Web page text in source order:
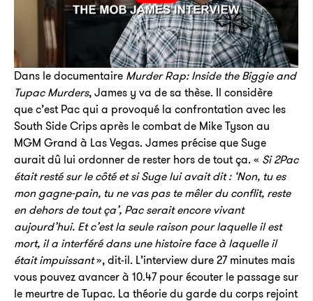
Dans le documentaire Murder Rap: Inside the Biggie and
Tupac Murders, James y va de sa thèse. Il considère
que c’est Pac qui a provoqué la confrontation avec les
South Side Crips après le combat de Mike Tyson au
MGM Grand à Las Vegas. James précise que Suge
aurait dû lui ordonner de rester hors de tout ça. « Si 2Pac
était resté sur le côté et si Suge lui avait dit : ‘Non, tu es
mon gagne-pain, tu ne vas pas te mêler du conflit, reste
en dehors de tout ça’, Pac serait encore vivant
aujourd’hui. Et c’est la seule raison pour laquelle il est
mort, il a interféré dans une histoire face à laquelle il
était impuissant», dit-il. L’interview dure 27 minutes mais
vous pouvez avancer à 10.47 pour écouter le passage sur
le meurtre de Tupac. La théorie du garde du corps rejoint